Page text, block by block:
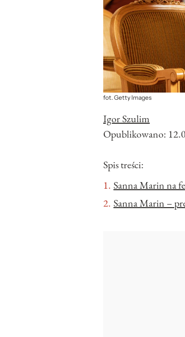
fot. Getty Images
Igor Szulim
Opublikowano:
Spis treści:
Sanna Marin na
Sanna Marin –